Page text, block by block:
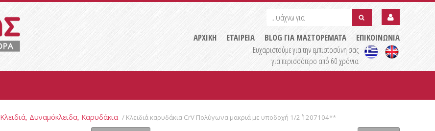
...ψάχνω
για
...ψάχνω
για
submit
ΕΠΙΚΟΙΝΩΝΙΑ
BLOG ΓΙΑ ΜΑΣΤΟΡΕΜΑΤΑ
ΕΤΑΙΡΕΙΑ
ΑΡΧΙΚΗ
Ευχαριστούμε για την εμπιστοσύνη σας
για περισσότερο από 60 χρόνια
Κλειδιά, Δυναμόκλειδα, Καρυδάκια / Κλειδιά καρυδάκια CrV Πολύγωνα μακριά με υποδοχή 1/2΄΄ 1207104**